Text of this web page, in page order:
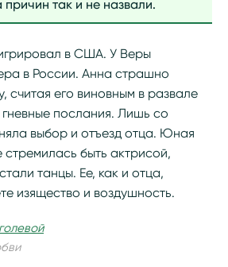
причин так и не назвали.
в США. У Веры
в России. Анна страшно
считая его виновным в развале
послания. Лишь со
выбор и отъезд отца. Юная
быть актрисой,
танцы. Ее, как и отца,
изящество и воздушность.